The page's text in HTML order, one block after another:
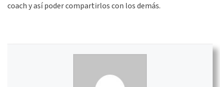
coach y así poder compartirlos con los demás.